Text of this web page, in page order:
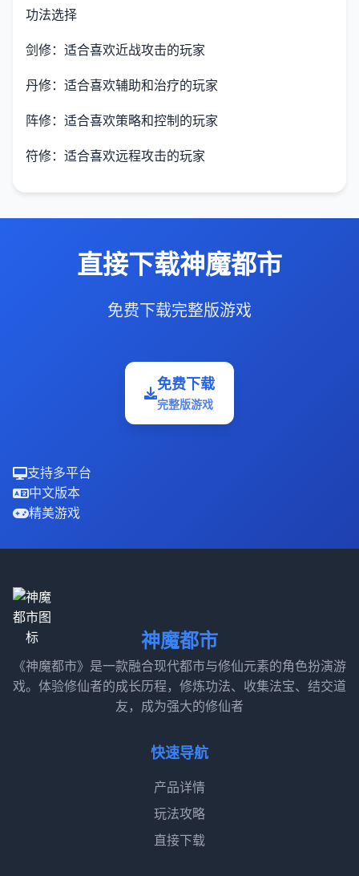
功法选择
剑修：适合喜欢近战攻击的玩家
丹修：适合喜欢辅助和治疗的玩家
阵修：适合喜欢策略和控制的玩家
符修：适合喜欢远程攻击的玩家
直接下载神魔都市
免费下载完整版游戏
免费下载
完整版游戏
支持多平台
中文版本
精美游戏
神魔都市
《神魔都市》是一款融合现代都市与修仙元素的角色扮演游
戏。体验修仙者的成长历程，修炼功法、收集法宝、结交道
友，成为强大的修仙者
快速导航
产品详情
玩法攻略
直接下载